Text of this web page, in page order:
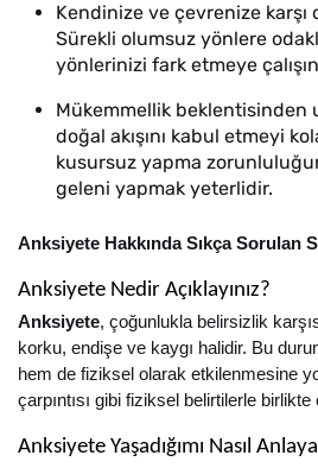
Kendinize ve çevrenize karşı
Sürekli olumsuz yönlere
yönlerinizi fark etmeye
Mükemmellik beklentisinden
doğal akışını kabul etmeyi
kusursuz yapma
geleni yapmak yeterlidir.
Anksiyete Hakkında Sıkça Sorulan
Anksiyete Nedir Açıklayınız?
Anksiyete, çoğunlukla belirsizlik
korku, endişe ve kaygı halidir. Bu
hem de fiziksel olarak etkilenmesine
çarpıntısı gibi fiziksel belirtilerle birlikte
Anksiyete Yaşadığımı Nasıl